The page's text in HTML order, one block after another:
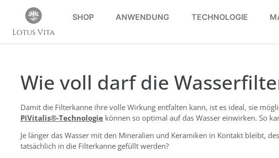
Lotus Vita
SHOP ANWENDUNG TECHNOLOGIE
Wie voll darf die
Damit die Filterkanne ihre volle Wirkung entfalten kann, ist es ideal, sie
PiVitalis®-Technologie können so optimal auf das Wasser einwirken. So
Je länger das Wasser mit den Mineralien und Keramiken in Kontakt bleibt,
tatsächlich in die Filterkanne gefüllt werden?